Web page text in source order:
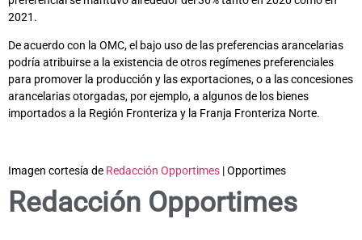
2021.
De acuerdo con la OMC, el bajo uso de las preferencias arancelarias
podría atribuirse a la existencia de otros regímenes preferenciales
para promover la producción y las exportaciones, o a las concesiones
arancelarias otorgadas, por ejemplo, a algunos de los bienes
importados a la Región Fronteriza y la Franja Fronteriza Norte.
Imagen cortesía de Redacción Opportimes | Opportimes
Redacción Opportimes